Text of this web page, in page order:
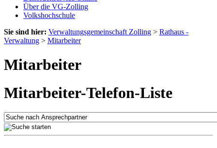
Über die VG-Zolling
Volkshochschule
Sie sind hier: Verwaltungsgemeinschaft Zolling > Rathaus -
Verwaltung > Mitarbeiter
Mitarbeiter
Mitarbeiter-Telefon-Liste